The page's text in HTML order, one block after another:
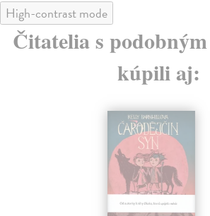
High-contrast mode
Čitatelia s
kúpili aj: